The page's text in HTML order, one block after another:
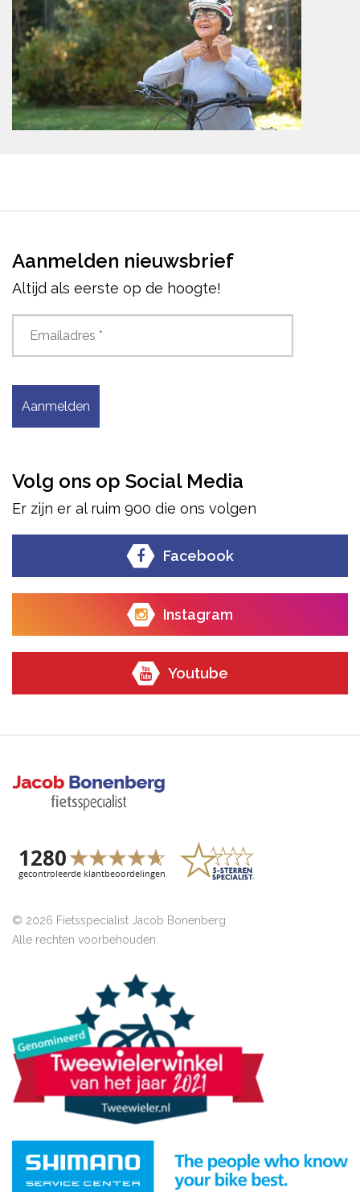
Aanmelden nieuwsbrief
Altijd als eerste op de hoogte!
Aanmelden
Volg ons op Social Media
Er zijn er al ruim 900 die ons volgen
Facebook
Instagram
Youtube
© 2026 Fietsspecialist Jacob Bonenberg
Alle rechten voorbehouden.